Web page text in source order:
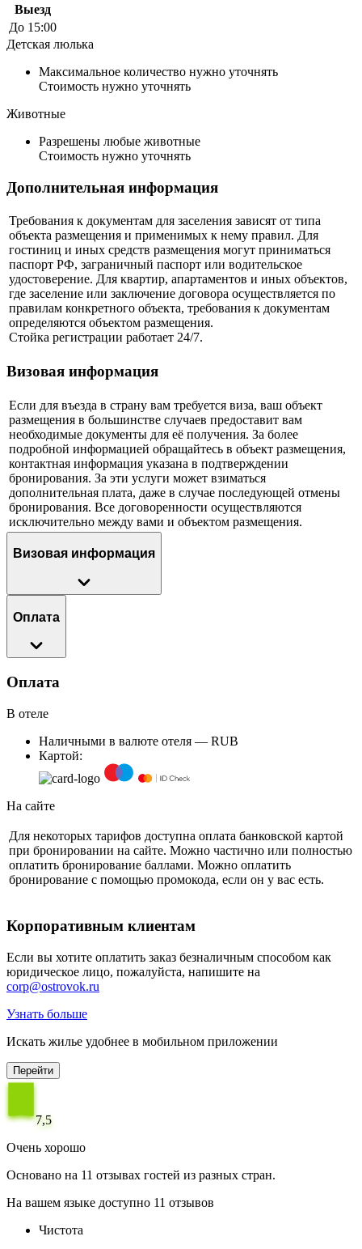
Выезд
До 15:00
Детская люлька
Максимальное количество нужно уточнять
Стоимость нужно уточнять
Животные
Разрешены любые животные
Стоимость нужно уточнять
Дополнительная информация
Требования к документам для заселения зависят от типа
объекта размещения и применимых к нему правил. Для
гостиниц и иных средств размещения могут приниматься
паспорт РФ, заграничный паспорт или водительское
удостоверение. Для квартир, апартаментов и иных объектов,
где заселение или заключение договора осуществляется по
правилам конкретного объекта, требования к документам
определяются объектом размещения.
Стойка регистрации работает 24/7.
Визовая информация
Если для въезда в страну вам требуется виза, ваш объект
размещения в большинстве случаев предоставит вам
необходимые документы для её получения. За более
подробной информацией обращайтесь в объект размещения,
контактная информация указана в подтверждении
бронирования. За эти услуги может взиматься
дополнительная плата, даже в случае последующей отмены
бронирования. Все договоренности осуществляются
исключительно между вами и объектом размещения.
Визовая информация
Оплата
Оплата
В отеле
Наличными в валюте отеля — RUB
Картой:
На сайте
Для некоторых тарифов доступна оплата банковской картой
при бронировании на сайте. Можно частично или полностью
оплатить бронирование баллами. Можно оплатить
бронирование с помощью промокода, если он у вас есть.
Корпоративным клиентам
Если вы хотите оплатить заказ безналичным способом как
юридическое лицо, пожалуйста, напишите на
corp@ostrovok.ru
Узнать больше
Искать жилье удобнее в мобильном приложении
Перейти
7,5
Очень хорошо
Основано на 11 отзывах гостей из разных стран.
На вашем языке доступно 11 отзывов
Чистота